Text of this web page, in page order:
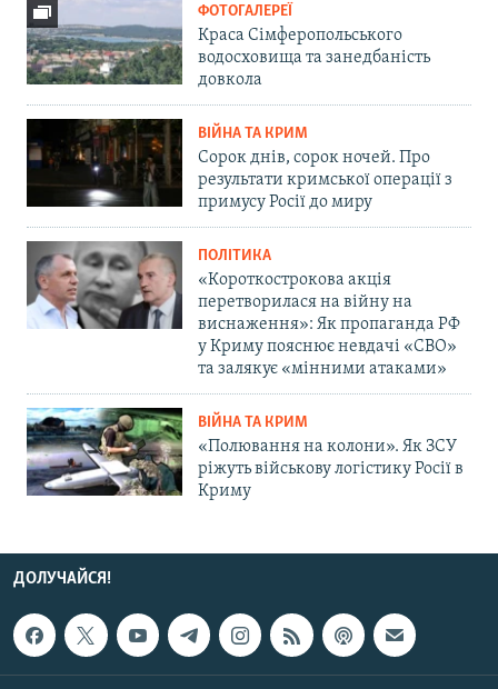
ФОТОГАЛЕРЕЇ
Краса Сімферопольського
водосховища та занедбаність
довкола
ВІЙНА ТА КРИМ
Сорок днів, сорок ночей. Про
результати кримської операції з
примусу Росії до миру
ПОЛІТИКА
«Короткострокова акція
перетворилася на війну на
виснаження»: Як пропаганда РФ
у Криму пояснює невдачі «СВО»
та залякує «мінними атаками»
ВІЙНА ТА КРИМ
«Полювання на колони». Як ЗСУ
ріжуть військову логістику Росії в
Криму
ДОЛУЧАЙСЯ!